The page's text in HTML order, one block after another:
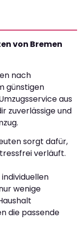
von Bremen
nach
günstigen
aus
zuverlässige und
sorgt dafür,
verläuft.
wenige
die passende